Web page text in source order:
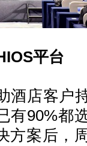
平台
店客户
有90%都
方案后，